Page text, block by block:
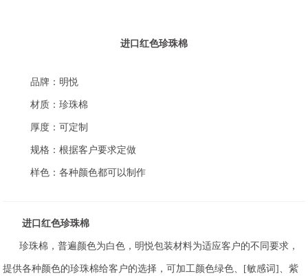
进口红色珍珠棉
品牌：明悦
材质：珍珠棉
厚度：可定制
规格：根据客户要求定做
样色：各种颜色都可以制作
进口红色珍珠棉
珍珠棉，普遍颜色为白色，明悦包装材料为适应客户的不同要求，
提供各种颜色的珍珠棉给客户的选择，可加工颜色绿色、[敏感词]、紫